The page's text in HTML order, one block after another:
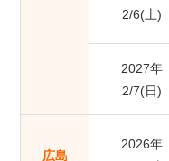
2/6(土)
2027年
2/7(日)
広島
2026年